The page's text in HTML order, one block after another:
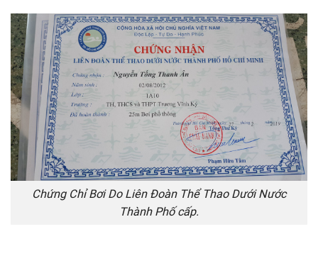
Chứng Chỉ Bơi Do Liên Đoàn Thể Thao Dưới Nước
Thành Phố cấp.